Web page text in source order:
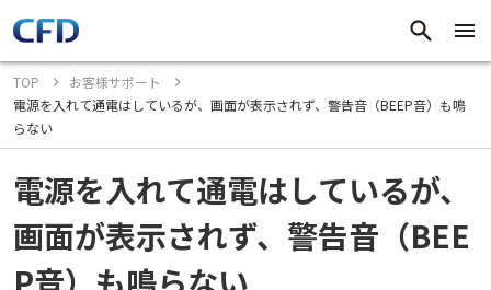
TOP
お客様サポート
電源を入れて通電はしているが、画面が表示されず、警告音（BEEP音）も鳴
らない
電源を入れて通電はしているが、
画面が表示されず、警告音（BEE
P音）も鳴らない